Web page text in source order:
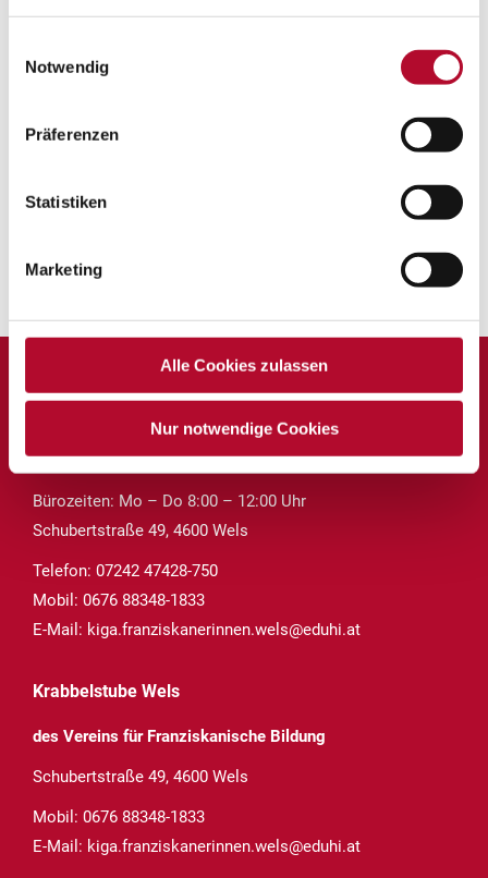
Notwendig
Präferenzen
Statistiken
Marketing
Alle Cookies zulassen
Nur notwendige Cookies
Freundschaft,
Wertschätzung und
des Vereins für Franziskanische Bildung
Bürozeiten: Mo – Do 8:00 – 12:00 Uhr
Schubertstraße 49, 4600 Wels
Telefon: 07242 47428-750
Mobil: 0676 88348-1833
E-Mail: kiga.franziskanerinnen.wels@eduhi.at
Krabbelstube Wels
des Vereins für Franziskanische Bildung
Schubertstraße 49, 4600 Wels
Mobil: 0676 88348-1833
E-Mail: kiga.franziskanerinnen.wels@eduhi.at